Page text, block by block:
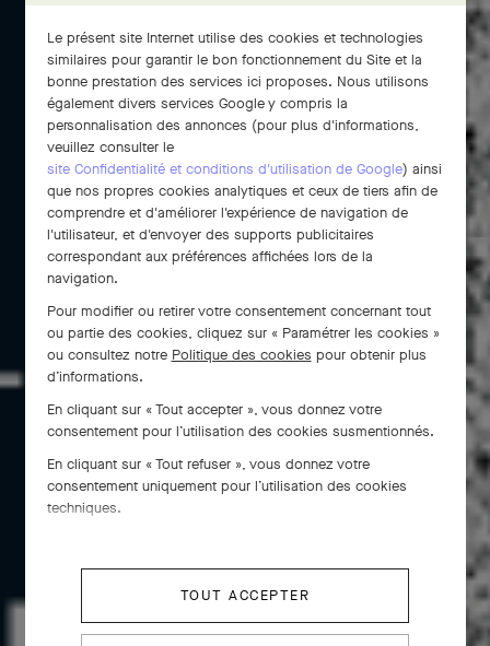
Depuis 1941, les Danseuses incarnent
gracieusement le raffinement selon
Van Cleef & Arpels . Nées de la fascination de
Louis Arpel pour l'art de la danse, elles inaugurent
la tradition des figures féminines, chères à la
Maison. Depuis, elles n'ont jamais cessé de
virevolter.
Le présent site Internet utilise des cookies et technologies
similaires pour garantir le bon fonctionnement du Site et la
bonne prestation des services ici proposes. Nous utilisons
également divers services Google y compris la
personnalisation des annonces (pour plus d'informations,
veuillez consulter le
site Confidentialité et conditions d'utilisation de Google) ainsi
que nos propres cookies analytiques et ceux de tiers afin de
comprendre et d'améliorer l'expérience de navigation de
l'utilisateur, et d'envoyer des supports publicitaires
correspondant aux préférences affichées lors de la
navigation.
Pour modifier ou retirer votre consentement concernant tout
ou partie des cookies, cliquez sur « Paramétrer les cookies »
ou consultez notre Politique des cookies pour obtenir plus
d’informations.
En cliquant sur « Tout accepter », vous donnez votre
consentement pour l’utilisation des cookies susmentionnés.
En cliquant sur « Tout refuser », vous donnez votre
consentement uniquement pour l’utilisation des cookies
techniques.
TOUT ACCEPTER